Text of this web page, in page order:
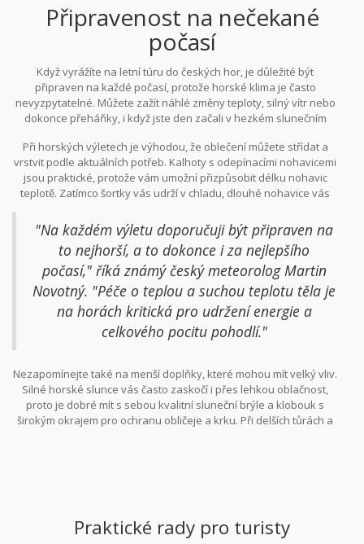
Připravenost na nečekané
počasí
Když vyrážíte na letní túru do českých hor, je důležité být
připraven na každé počasí, protože horské klima je často
nevyzpytatelné. Můžete zažít náhlé změny teploty, silný vítr nebo
dokonce přeháňky, i když jste den začali v hezkém slunečním
mít s sebou univerzální kousky oblečení, které se snadno
přizpůsobí různým povětrnostním podmínkám. Voděodolná
větrovka či lehká bunda se sbalitelnými funkcemi by měla být
základem vaší výbavy. Tyto vrstvy nejenže chrání před větrem a
ochlazení.
Při horských výletech je výhodou, že oblečení můžete střídat a
vrstvit podle aktuálních potřeb. Kalhoty s odepínacími nohavicemi
jsou praktické, protože vám umožní přizpůsobit délku nohavic
teplotě. Zatímco šortky vás udrží v chladu, dlouhé nohavice vás
nepotkáte na každém kroku, ale také nejsou výjimkou. Vlněné
ponožky jsou dalším nenahraditelným kouskem outfitu. Merino
vlna vás nejen udrží v teple i v tom nejvlhčím počasí, ale zároveň
pomáhá odvádět vlhkost a brání vzniku nepříjemných pachů.
"Na každém výletu doporučuji být připraven na
to nejhorší, a to dokonce i za nejlepšího
počasí," říká známý český meteorolog Martin
Novotný. "Péče o teplou a suchou teplotu těla je
na horách kritická pro udržení energie a
celkového pocitu pohodlí."
Nezapomínejte také na menší doplňky, které mohou mít velký vliv.
Silné horské slunce vás často zaskočí i přes lehkou oblačnost,
proto je dobré mít s sebou kvalitní sluneční brýle a klobouk s
širokým okrajem pro ochranu obličeje a krku. Při delších tůrách a
Praktické rady pro turisty